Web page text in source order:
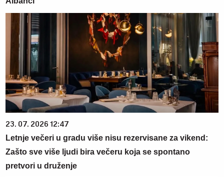
23. 07. 2026 12:47
Letnje večeri u gradu više nisu rezervisane za vikend:
Zašto sve više ljudi bira večeru koja se spontano
pretvori u druženje